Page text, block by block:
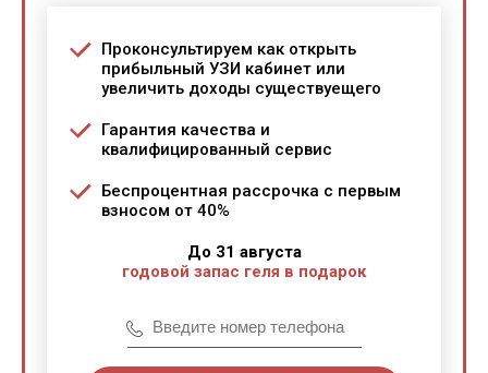
Проконсультируем как открыть
прибыльный УЗИ кабинет или
увеличить доходы существуещего
Гарантия качества и
квалифицированный сервис
Беспроцентная рассрочка с первым
взносом от 40%
До 31 августа
годовой запас геля в подарок